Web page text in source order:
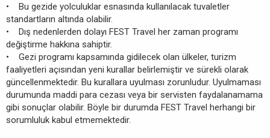
• Bu gezide yolculuklar esnasında kullanılacak tuvaletler
standartların altında olabilir.
• Dış nedenlerden dolayı FEST Travel her zaman programı
değiştirme hakkına sahiptir.
• Gezi programı kapsamında gidilecek olan ülkeler, turizm
faaliyetleri açısından yeni kurallar belirlemiştir ve sürekli olarak
güncellenmektedir. Bu kurallara uyulması zorunludur. Uyulmaması
durumunda maddi para cezası veya bir servisten faydalanamama
gibi sonuçlar olabilir. Böyle bir durumda FEST Travel herhangi bir
sorumluluk kabul etmemektedir.